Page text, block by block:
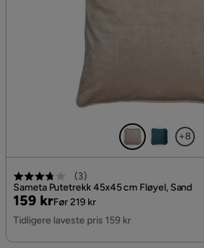
+8
(3)
Sameta Putetrekk 45x45 cm Fløyel, Sand
Pris
159 kr
Original
Pris
Før 219 kr
Tidligere laveste pris 159 kr